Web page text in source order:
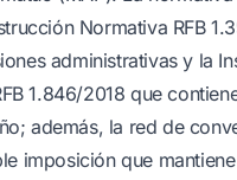
Normativa RFB
administrativas y la
1.846/2018 que
además, la red de
imposición que